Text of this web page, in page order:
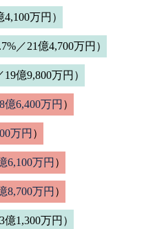
4,100万円）
／21億4,700万円）
19億9,800万円）
億6,400万円 ）
万円 ）
6,100万円 ）
8,700万円 ）
億1,300万円）